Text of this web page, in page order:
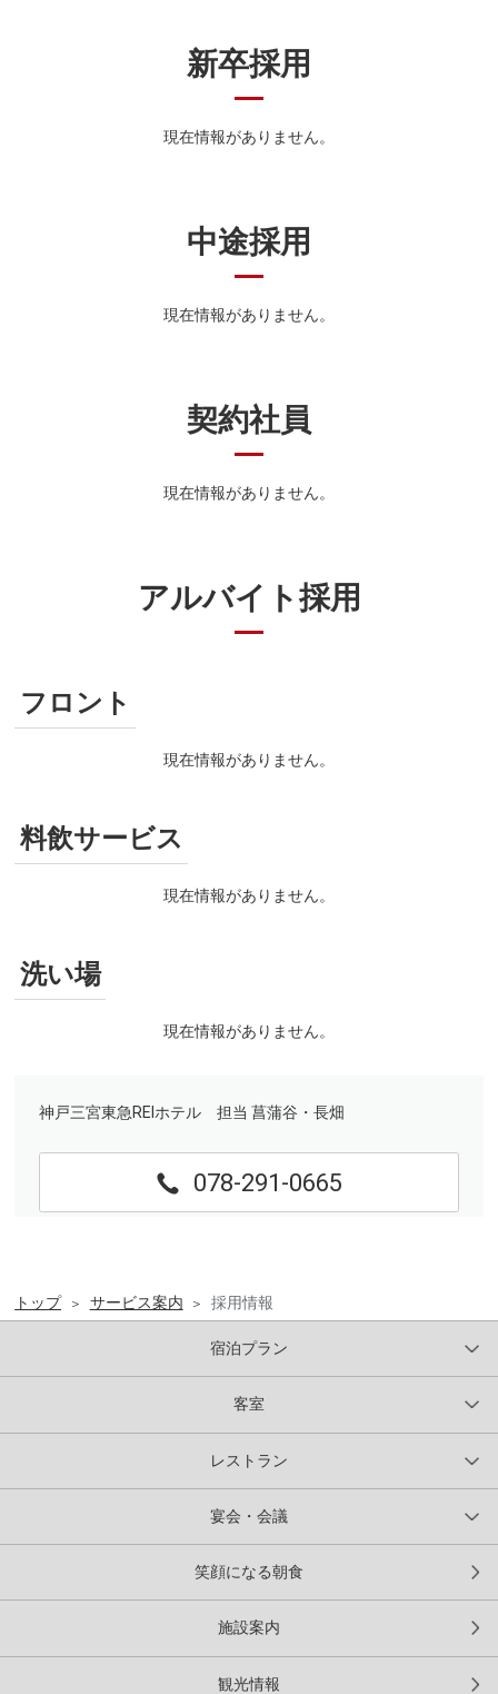
トップ サービス案内 採用情報
新卒採用
現在情報がありません。
中途採用
現在情報がありません。
契約社員
現在情報がありません。
アルバイト採用
フロント
現在情報がありません。
料飲サービス
現在情報がありません。
洗い場
現在情報がありません。
神戸三宮東急REIホテル 担当 菖蒲谷・長畑
078-291-0665
宿泊プラン
客室
レストラン
宴会・会議
笑顔になる朝食
施設案内
観光情報